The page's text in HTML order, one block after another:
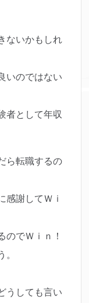
ないかもしれ
いのではない
者として年収
ら転職するの
感謝してＷｉ
のでＷｉｎ！
。
うしても言い